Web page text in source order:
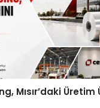
Mısır’daki Üretim